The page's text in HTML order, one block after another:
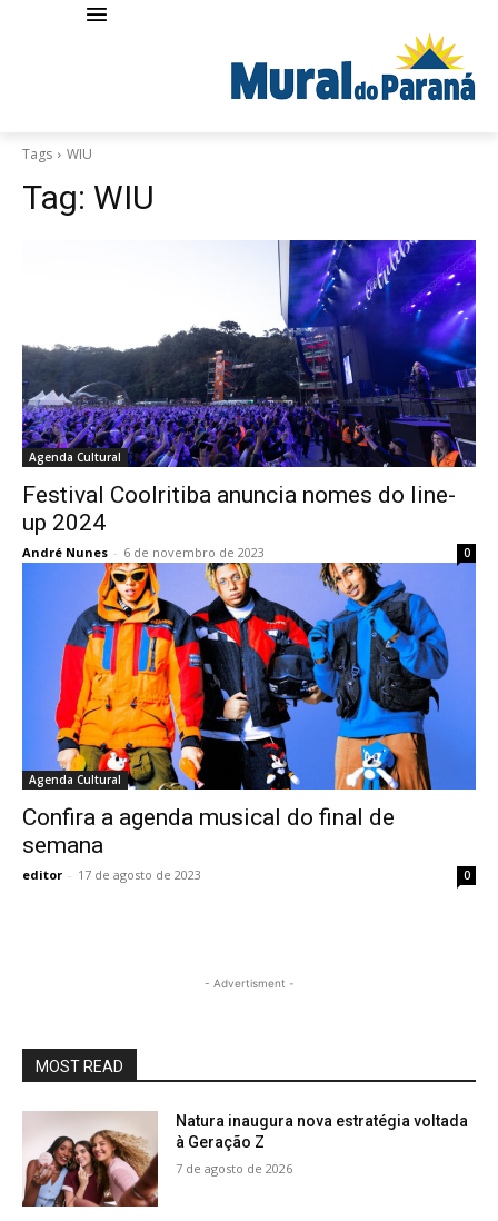
Tags WIU
Tag: WIU
Agenda Cultural
Festival Coolritiba anuncia nomes do line-
up 2024
André Nunes - 6 de novembro de 2023 0
Agenda Cultural
Confira a agenda musical do final de
semana
editor - 17 de agosto de 2023 0
- Advertisment -
MOST READ
Natura inaugura nova estratégia voltada
à Geração Z
7 de agosto de 2026